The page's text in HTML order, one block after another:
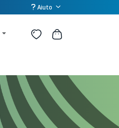
Aiuto